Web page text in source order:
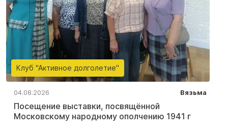
Клуб "Активное долголетие"
04.08.2026 Вязьма
Посещение выставки, посвящённой
Московскому народному ополчению 1941 г